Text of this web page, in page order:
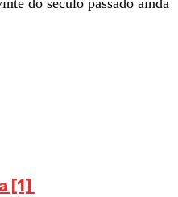
do século passado ainda
[1]